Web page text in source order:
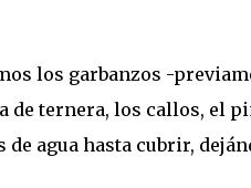
los garbanzos -
de ternera, los callos, el
agua hasta cubrir,